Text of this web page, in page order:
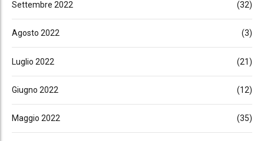
Settembre 2022 (32)
Agosto 2022 (3)
Luglio 2022 (21)
Giugno 2022 (12)
Maggio 2022 (35)